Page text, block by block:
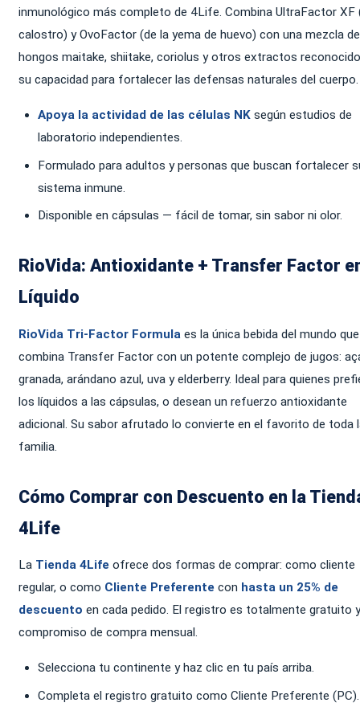
inmunológico más completo de 4Life. Combina UltraFactor XF
calostro) y OvoFactor (de la yema de huevo) con una mezcla de
hongos maitake, shiitake, coriolus y otros extractos
su capacidad para fortalecer las defensas naturales del cuerpo.
Apoya la actividad de las células NK según estudios de
laboratorio independientes.
Formulado para adultos y personas que buscan fortalecer
sistema inmune.
Disponible en cápsulas — fácil de tomar, sin sabor ni olor.
RioVida: Antioxidante + Transfer Factor
Líquido
RioVida Tri-Factor Formula es la única bebida del mundo que
combina Transfer Factor con un potente complejo de jugos:
granada, arándano azul, uva y elderberry. Ideal para quienes
los líquidos a las cápsulas, o desean un refuerzo antioxidante
adicional. Su sabor afrutado lo convierte en el favorito de toda
familia.
Cómo Comprar con Descuento en la
4Life
La Tienda 4Life ofrece dos formas de comprar: como cliente
regular, o como Cliente Preferente con hasta un 25% de
descuento en cada pedido. El registro es totalmente gratuito
compromiso de compra mensual.
Selecciona tu continente y haz clic en tu país arriba.
Completa el registro gratuito como Cliente Preferente (PC).